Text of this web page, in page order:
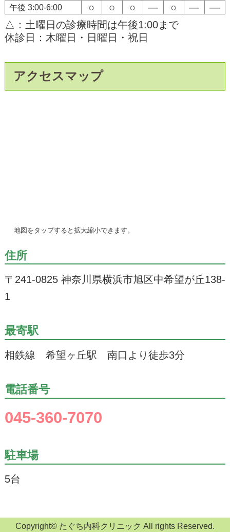
△：土曜日の診療時間は午後1:00まで
休診日：木曜日・日曜日・祝日
午後 3:00-6:00 ○ ○ ○ ― ○ ― ―
アクセスマップ
地図をタップすると拡大縮小できます。
住所
〒241-0825 神奈川県横浜市旭区中希望が丘138-
1
最寄駅
相鉄線 希望ヶ丘駅 南口より徒歩3分
電話番号
045-360-7070
駐車場
5台
Copyright© たぐち内科クリニック All rights Reserved.